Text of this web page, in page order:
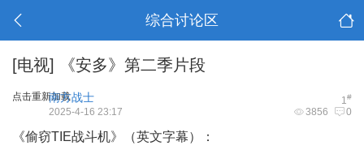
综合讨论区
[电视] 《安多》第二季片段
点击重新加载 1#
南方战士
3856 0
2025-4-16 23:17
《偷窃TIE战斗机》（英文字幕）：